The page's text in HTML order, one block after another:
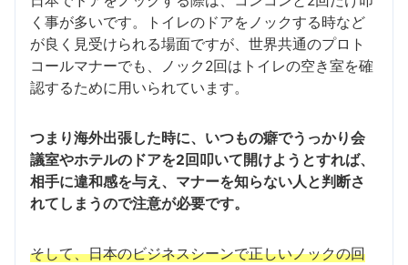
く事が多いです。トイレのドアをノックする時など
が良く見受けられる場面ですが、世界共通のプロト
コールマナーでも、ノック2回はトイレの空き室を確
認するために用いられています。
つまり海外出張した時に、いつもの癖でうっかり会
議室やホテルのドアを2回叩いて開けようとすれば、
相手に違和感を与え、マナーを知らない人と判断さ
れてしまうので注意が必要です。
そして、日本のビジネスシーンで正しいノックの回